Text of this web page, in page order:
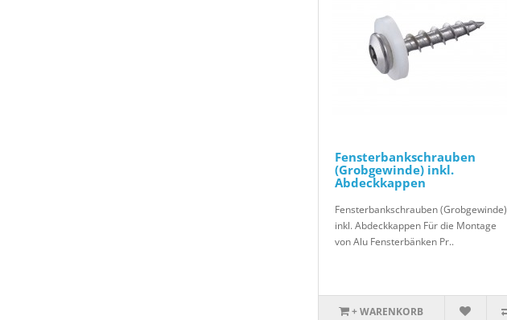
Fensterbankschrauben
(Grobgewinde) inkl.
Abdeckkappen
Fensterbankschrauben (Grobgewinde)
inkl. Abdeckkappen Für die Montage
von Alu Fensterbänken Pr..
+ WARENKORB